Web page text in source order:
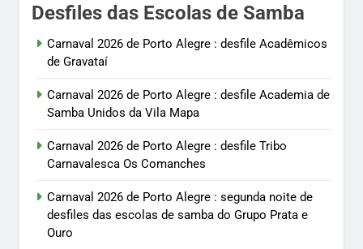
Desfiles das Escolas de Samba
Carnaval 2026 de Porto Alegre : desfile Acadêmicos
de Gravataí
Carnaval 2026 de Porto Alegre : desfile Academia de
Samba Unidos da Vila Mapa
Carnaval 2026 de Porto Alegre : desfile Tribo
Carnavalesca Os Comanches
Carnaval 2026 de Porto Alegre : segunda noite de
desfiles das escolas de samba do Grupo Prata e
Ouro